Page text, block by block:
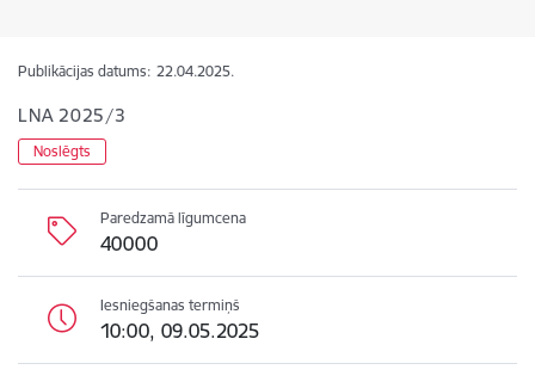
Publikācijas datums: 22.04.2025.
LNA 2025/3
Noslēgts
Paredzamā līgumcena
40000
Iesniegšanas termiņš
10:00, 09.05.2025